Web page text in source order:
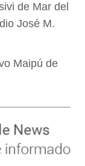
de Mar del
José M.
Maipú de